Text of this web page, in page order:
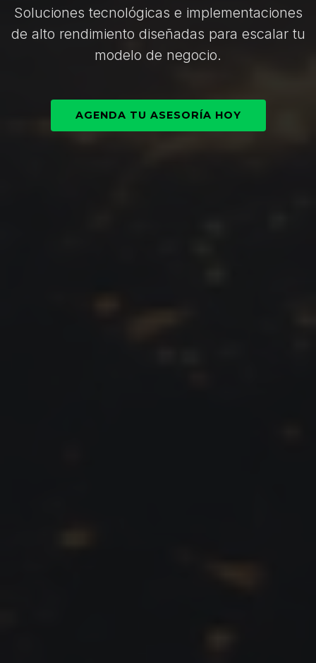
Soluciones tecnológicas e implementaciones
de alto rendimiento diseñadas para escalar tu
modelo de negocio.
AGENDA TU ASESORÍA HOY